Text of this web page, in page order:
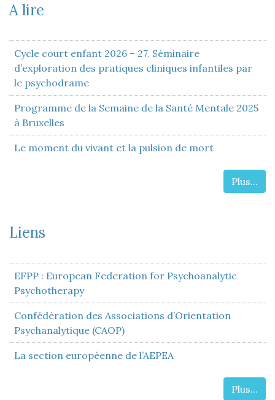
A lire
Cycle court enfant 2026 – 27. Séminaire
d’exploration des pratiques cliniques infantiles par
le psychodrame
Programme de la Semaine de la Santé Mentale 2025
à Bruxelles
Le moment du vivant et la pulsion de mort
Plus...
Liens
EFPP : European Federation for Psychoanalytic
Psychotherapy
Confédération des Associations d’Orientation
Psychanalytique (CAOP)
La section européenne de l’AEPEA
Plus...